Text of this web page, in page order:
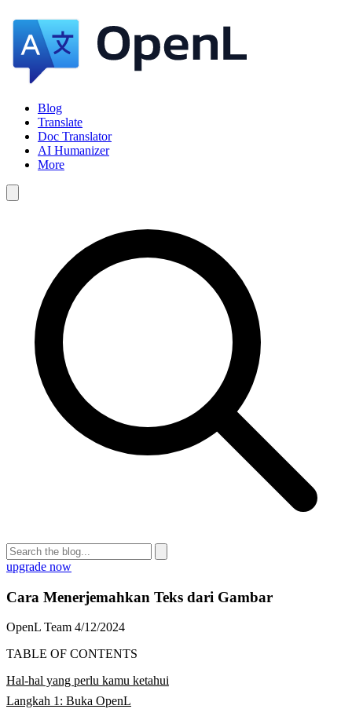
Blog
Translate
Doc Translator
AI Humanizer
More
upgrade now
Cara Menerjemahkan Teks dari Gambar
OpenL Team 4/12/2024
TABLE OF CONTENTS
Hal-hal yang perlu kamu ketahui
Langkah 1: Buka OpenL